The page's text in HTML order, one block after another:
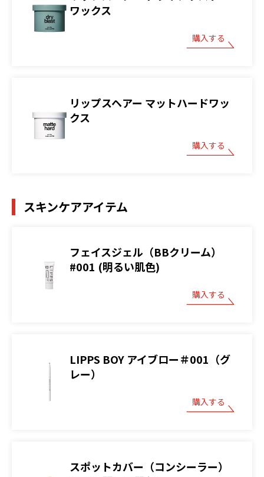
ワックス
購入する
リップスヘアー マットハードワッ
クス
購入する
スキンケアアイテム
フェイスジェル（BBクリーム）
#001 (明るい肌色)
購入する
LIPPS BOY アイブロー＃001（グ
レー）
購入する
スポットカバー（コンシーラー）